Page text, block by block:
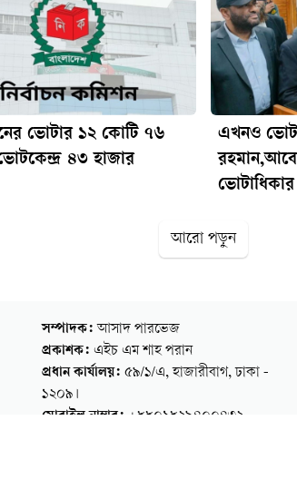
ভোটার ১২ কোটি ৭৬
৪৩ হাজার
এখনও
ভোটাধিকার
আরো পড়ুন
সম্পাদক:আসাদ পারভেজ
প্রকাশক: এইচ এম শাহ পরান
প্রধান কার্যালয়: ৫৯/১/এ, হাজারীবাগ, ঢাকা -
১২০৯।
মোবাইল নাম্বার: +৮৮০১৮২৯৪০০৪৩২